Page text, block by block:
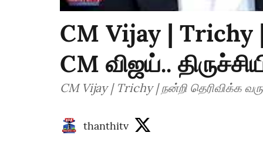
CM Vijay | Trichy
CM விஜய்..
CM Vijay | Trichy | நன்றி தெரிவிக்க
thanthitv